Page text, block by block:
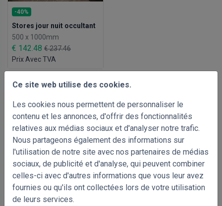
Ce site web utilise des cookies.
Les cookies nous permettent de personnaliser le
contenu et les annonces, d'offrir des fonctionnalités
relatives aux médias sociaux et d'analyser notre trafic.
Nous partageons également des informations sur
l'utilisation de notre site avec nos partenaires de médias
sociaux, de publicité et d'analyse, qui peuvent combiner
celles-ci avec d'autres informations que vous leur avez
fournies ou qu'ils ont collectées lors de votre utilisation
de leurs services.
-40%
Stores jour nuit occultant
500 x 1000mm
€ 142.48 € 237.46
Prix Avec TVA